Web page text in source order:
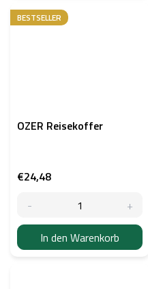
BESTSELLER
OZER Reisekoffer
€24,48
In den Warenkorb